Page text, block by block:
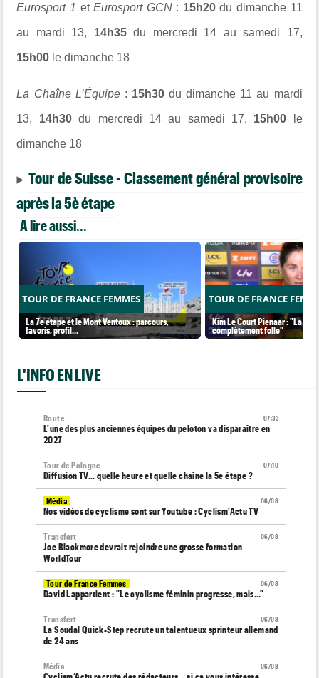
Eurosport 1 etEurosport GCN: 15h20du dimanche 11
au mardi 13, 14h35du mercredi 14 au samedi 17,
15h00 le dimanche 18
La Chaîne L’Équipe : 15h30du dimanche 11 au mardi
13, 14h30du mercredi 14 au samedi 17, 15h00 le
dimanche 18
Tour de Suisse - Classement général provisoire
après la 5è étape
A lire aussi...
TOUR DE FRANCE FEMMES
La 7e étape et le Mont Ventoux : parcours,
favoris, profil…
TOUR DE FRANCE
Kim Le Court Pienaar : "La
complètement folle"
L'INFO EN LIVE
07:33
Route
L'une des plus anciennes équipes du peloton va disparaître en
2027
07:10
Tour de Pologne
Diffusion TV... quelle heure et quelle chaîne la 5e étape ?
06/08
Média
Nos vidéos de cyclisme sont sur Youtube : Cyclism'Actu TV
06/08
Transfert
Joe Blackmore devrait rejoindre une grosse formation
WorldTour
06/08
Tour de France Femmes
David Lappartient : "Le cyclisme féminin progresse, mais…"
06/08
Transfert
La Soudal Quick-Step recrute un talentueux sprinteur allemand
de 24 ans
06/08
Média